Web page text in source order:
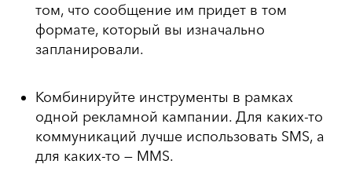
том, что сообщение им придет в том
формате, который вы изначально
запланировали.
Комбинируйте инструменты в рамках
одной рекламной кампании. Для каких-то
коммуникаций лучше использовать SMS, а
для каких-то — MMS.